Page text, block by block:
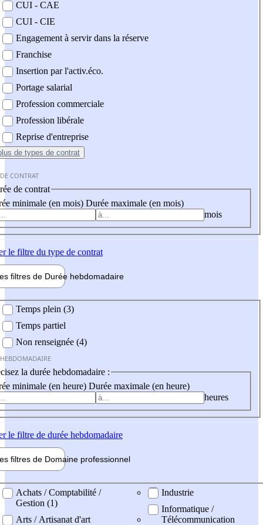
CUI - CAE
CUI - CIE
Engagement à servir dans la réserve
Franchise
Insertion par l'activ.éco.
Portage salarial
Profession commerciale
Profession libérale
Reprise d'entreprise
de types de contrat
CONTRAT
de contrat
minimale (en mois) Durée maximale (en mois)
mois
le filtre du type de contrat
filtres de Durée hebdomadaire
Temps plein (3)
Temps partiel
Non renseignée (4)
la durée hebdomadaire :
minimale (en heure) Durée maximale (en heure)
heures
le filtre de durée hebdomadaire
filtres de Domaine professionnel
professionel
Achats / Comptabilité /
Gestion (1)
Arts / Artisanat d'art
Industrie
Informatique /
Télécommunication